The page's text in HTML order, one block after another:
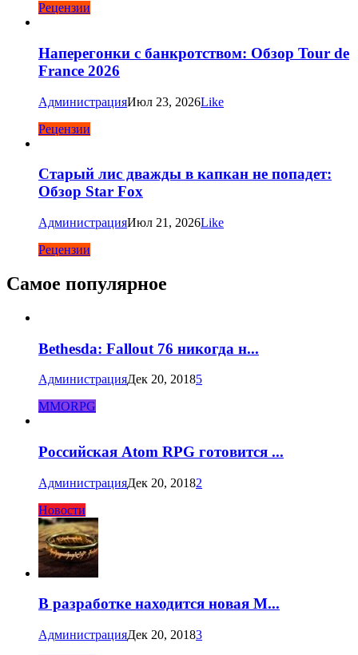
Рецензии
Наперегонки с банкротством: Обзор Tour de
France 2026
АдминистрацияИюл 23, 2026Like
Рецензии
Старый лис дважды в капкан не попадет:
Обзор Star Fox
АдминистрацияИюл 21, 2026Like
Рецензии
Самое популярное
Bethesda: Fallout 76 никогда н...
АдминистрацияДек 20, 20185
MMORPG
Российская Atom RPG готовится ...
АдминистрацияДек 20, 20182
Новости
В разработке находится новая M...
АдминистрацияДек 20, 20183